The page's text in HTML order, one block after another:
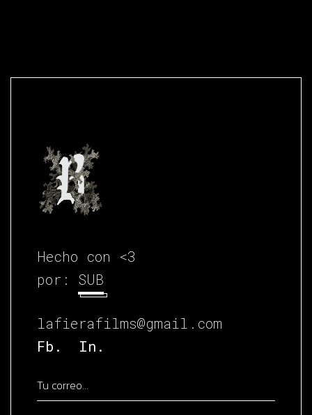
Hecho con <3
por: SUB
lafierafilms@gmail.com
Fb.
In.